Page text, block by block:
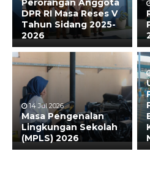
Perorangan Anggota
DPR RI Masa Reses V
Tahun Sidang 2025-
2026
14 Jul 2026
Masa Pengenalan
Lingkungan Sekolah
(MPLS) 2026